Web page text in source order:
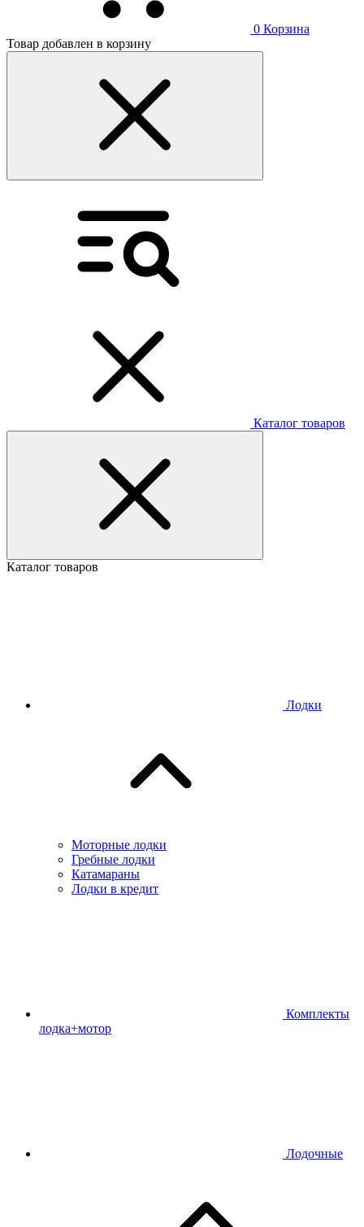
0 Корзина
Товар добавлен в корзину
Каталог товаров
Каталог товаров
Лодки
Моторные лодки
Гребные лодки
Катамараны
Лодки в кредит
Комплекты
лодка+мотор
Лодочные